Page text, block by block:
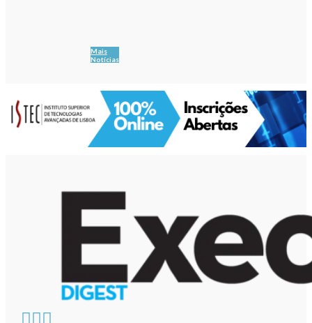
Mais
Notícias